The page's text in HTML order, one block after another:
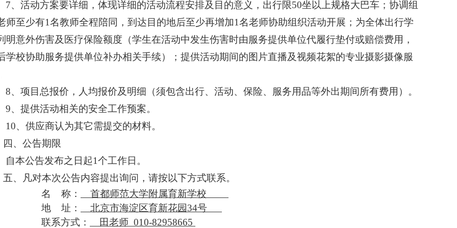
7、活动方案要详细，体现详细的活动流程安排及目的意义，出行限50坐以上规格大巴车；协调组
师至少有1名教师全程陪同，到达目的地后至少再增加1名老师协助组织活动开展；为全体出行学
明意外伤害及医疗保险额度（学生在活动中发生伤害时由服务提供单位代履行垫付或赔偿费用，
学校协助服务提供单位补办相关手续）；提供活动期间的图片直播及视频花絮的专业摄影摄像服
8、项目总报价，人均报价及明细（须包含出行、活动、保险、服务用品等外出期间所有费用）。
9、提供活动相关的安全工作预案。
10、供应商认为其它需提交的材料。
四、公告期限
自本公告发布之日起1个工作日。
五、凡对本次公告内容提出询问，请按以下方式联系。
名 称：
首都师范大学附属育新学校
地 址：
北京市海淀区育新花园34号
联系方式：
田老师 010-82958665